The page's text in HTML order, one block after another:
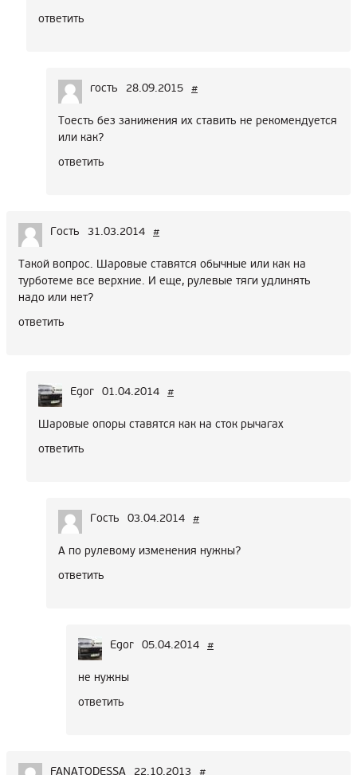
ответить
гость 28.09.2015 #
Тоесть без занижения их ставить не рекомендуется
или как?
ответить
Гость 31.03.2014 #
Такой вопрос. Шаровые ставятся обычные или как на
турботеме все верхние. И еще, рулевые тяги удлинять
надо или нет?
ответить
Egor 01.04.2014 #
Шаровые опоры ставятся как на сток рычагах
ответить
Гость 03.04.2014 #
А по рулевому изменения нужны?
ответить
Egor 05.04.2014 #
не нужны
ответить
FANATODESSA 22.10.2013 #